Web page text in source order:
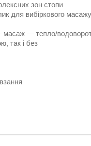
зон стопи
для вибіркового
масаж — тепло/
так і без